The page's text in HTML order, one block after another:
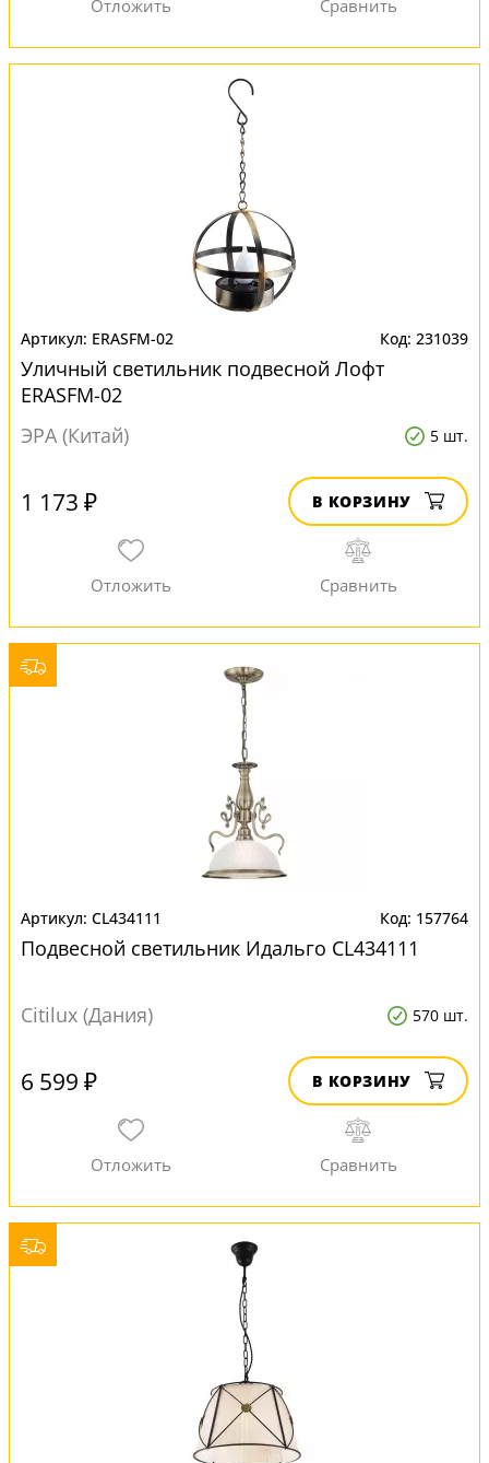
ERASFM-02 231039
Уличный светильник подвесной Лофт
ERASFM-02
ЭРА (Китай)
5 шт.
1 173 ₽ В КОРЗИНУ
CL434111 157764
Подвесной светильник Идальго CL434111
Citilux (Дания) 570 шт.
6 599 ₽ В КОРЗИНУ